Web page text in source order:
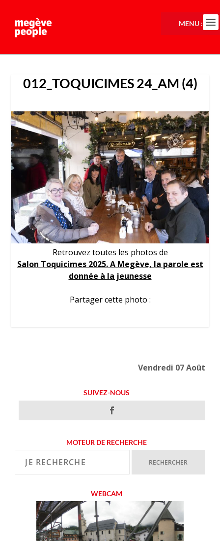
012_TOQUICIMES 24_AM (4)
Retrouvez toutes les photos de
Salon Toquicimes 2025. A Megève, la parole est
donnée à la jeunesse
Partager cette photo :
Vendredi 07 Août
SUIVEZ-NOUS
MOTEUR DE RECHERCHE
WEBCAM
MENU :